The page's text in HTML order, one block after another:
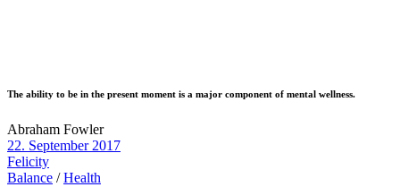
The ability to be in the present moment is a major component of mental wellness.
Abraham Fowler
22. September 2017
Felicity
Balance /Health